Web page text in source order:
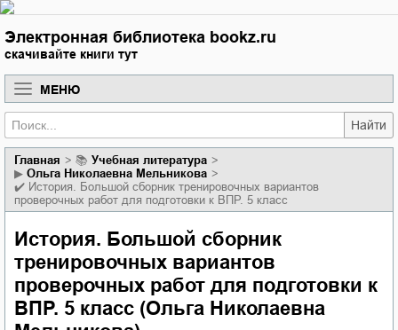
Электронная библиотека bookz.ru
скачивайте книги тут
МЕНЮ
Найти
Главная 📚
учебная литература
▶ Ольга Николаевна Мельникова
✔️ История. Большой сборник тренировочных вариантов
проверочных работ для подготовки к ВПР. 5 класс
История. Большой сборник
тренировочных вариантов
проверочных работ для подготовки к
ВПР. 5 класс (Ольга Николаевна